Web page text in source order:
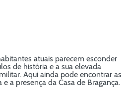
atuais parecem esconder
de história e a sua elevada
Aqui ainda pode encontrar as
a presença da Casa de Bragança.